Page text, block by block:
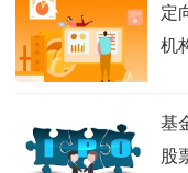
定
机
基
股